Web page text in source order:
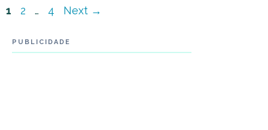
Navegação
post
Page
1 Page
2 … Page
4 Next →
PUBLICIDADE